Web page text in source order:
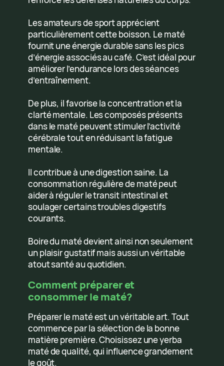
Les amateurs de sport apprécient
particulièrement cette boisson. Le maté
fournit une énergie durable sans les pics
d’énergie associés au café. C’est idéal pour
améliorer l’endurance lors des séances
d’entraînement.
De plus, il favorise la concentration et la
clarté mentale. Les composés présents
dans le maté peuvent stimuler l’activité
cérébrale tout en réduisant la fatigue
mentale.
Il contribue à une digestion saine. La
consommation régulière de maté peut
aider à réguler le transit intestinal et
soulager certains troubles digestifs
courants.
Boire du maté devient ainsi non seulement
un plaisir gustatif mais aussi un véritable
atout santé au quotidien.
Comment préparer et
consommer le maté?
Préparer le maté est un véritable art. Tout
commence par la sélection de la bonne
matière première. Choisissez une yerba
maté de qualité, qui influence grandement
le goût.